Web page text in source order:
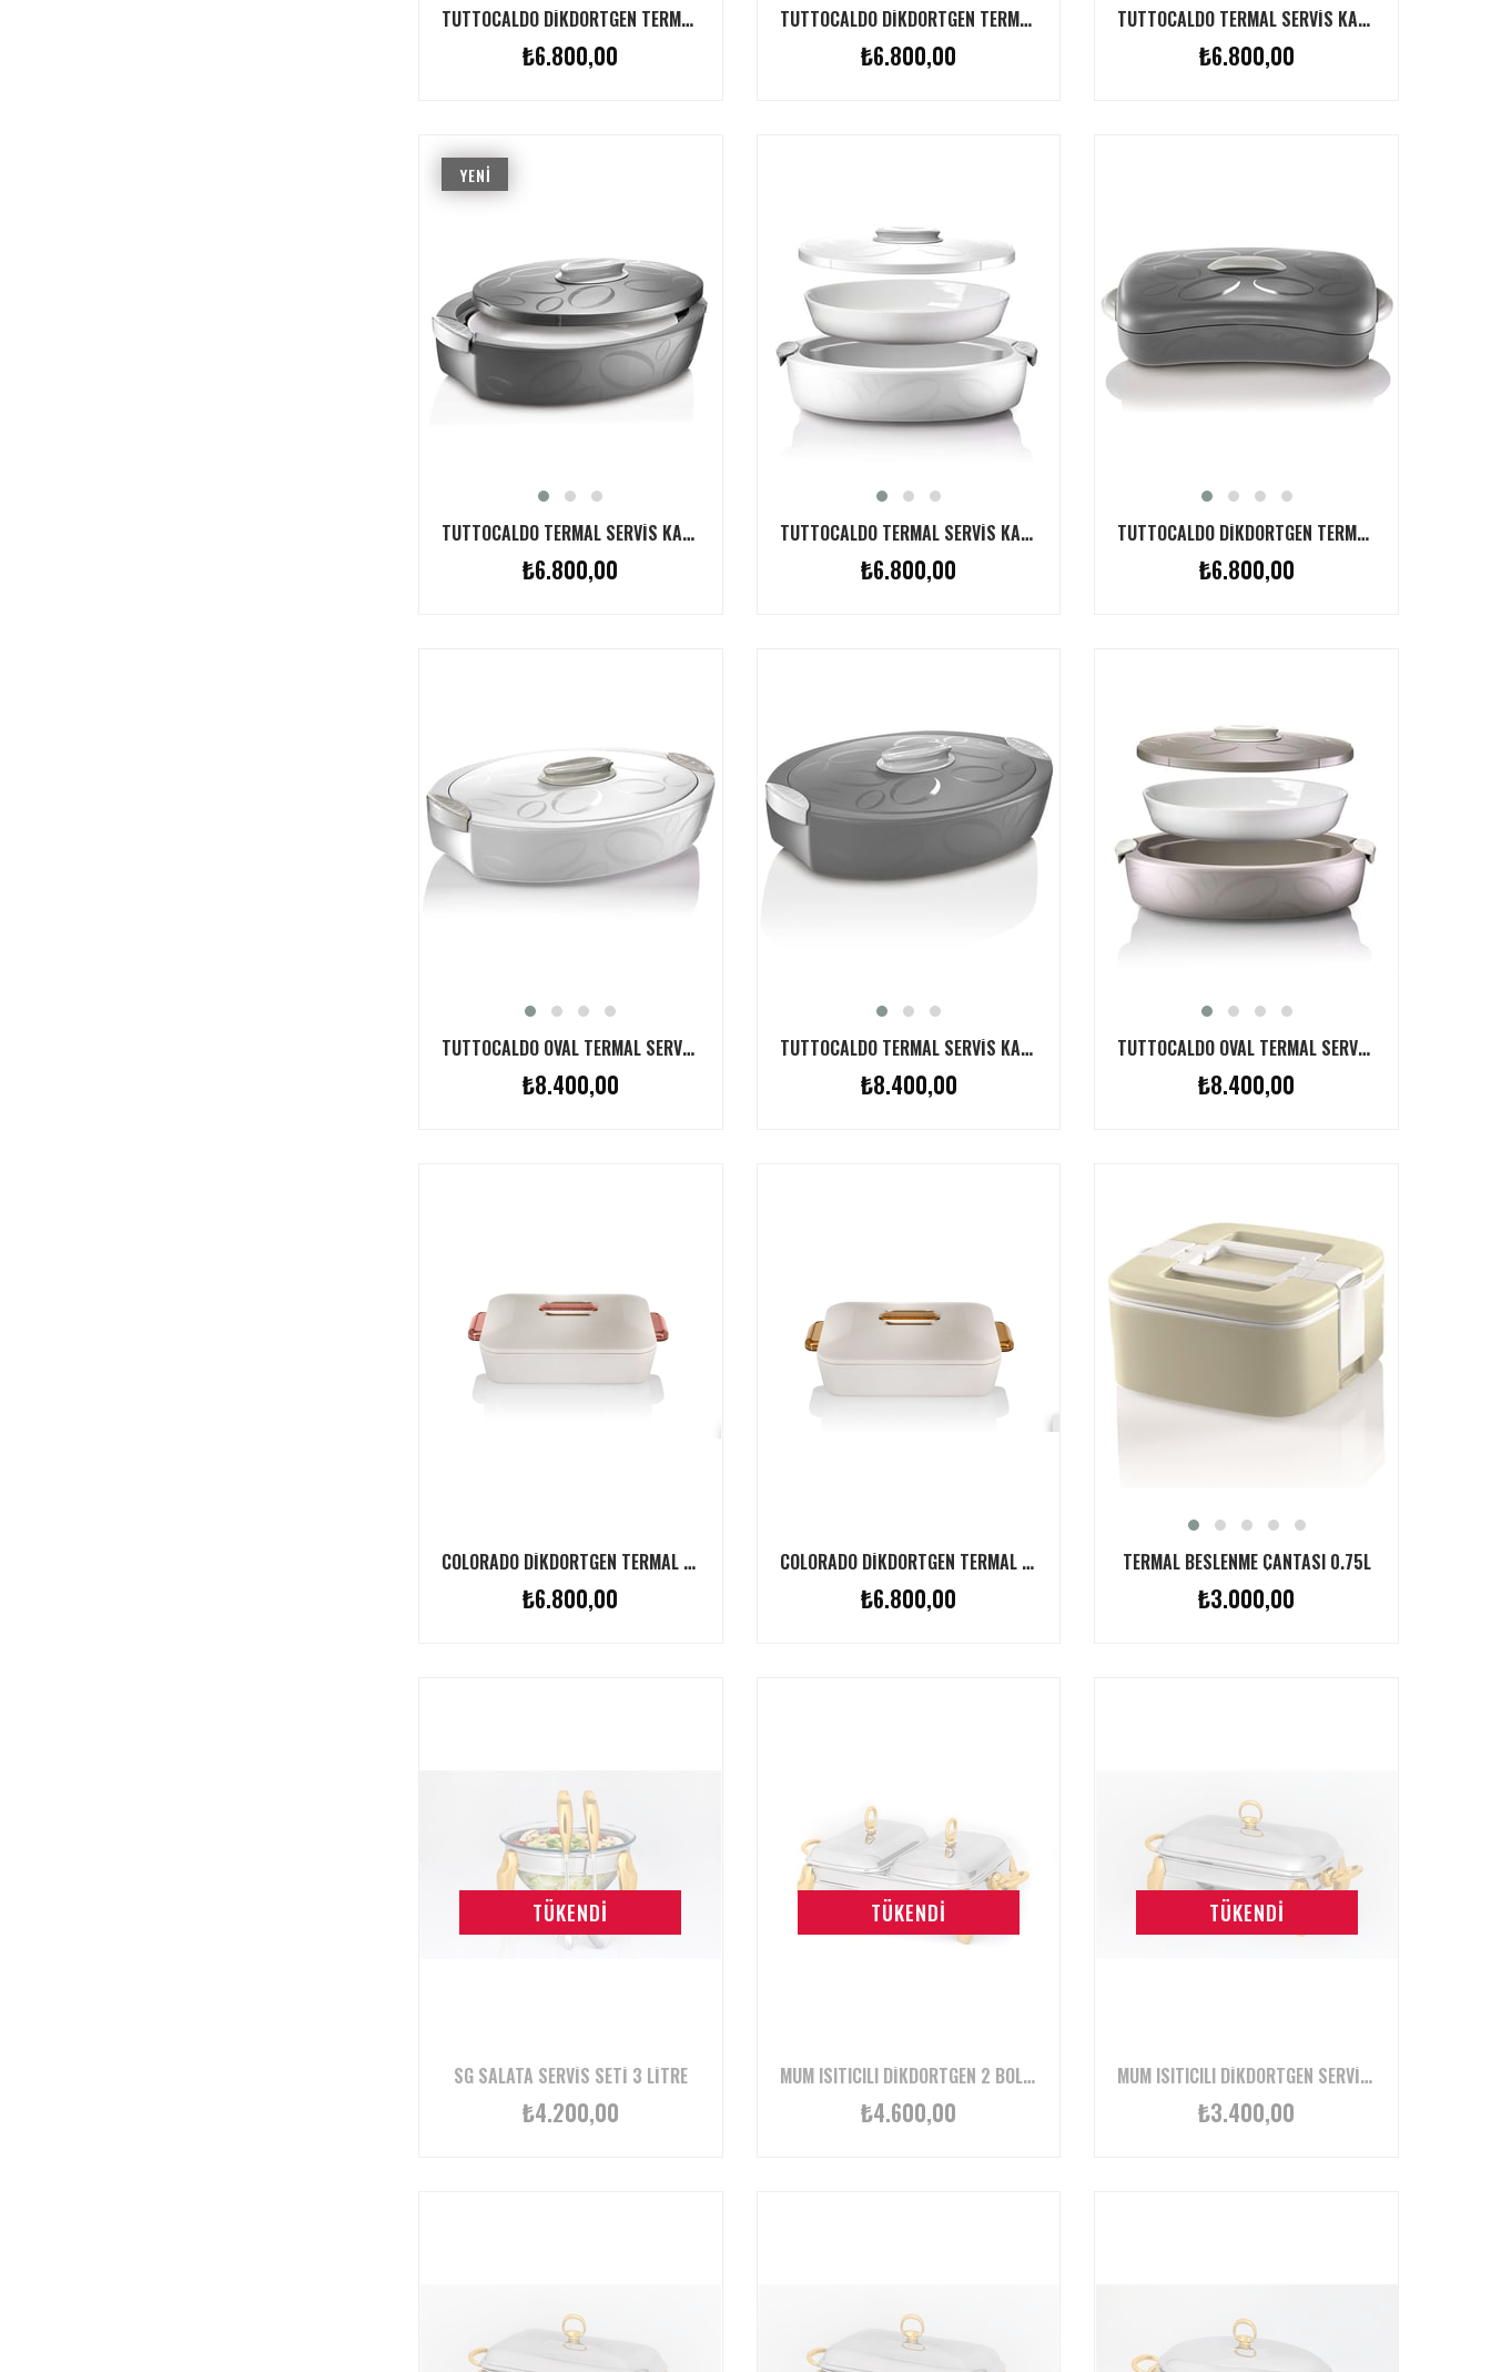
TUTTOCALDO DIKDÖRTGEN TERMAL SERVIS KABI BEYAZ 2.5L
₺6.800,00
TUTTOCALDO DIKDÖRTGEN TERMAL SERVIS KABI FINDIK 2.5L
₺6.800,00
TUTTOCALDO TERMAL SERVIS KABI FINDIK 3L
₺6.800,00
TUTTOCALDO TERMAL SERVIS KABI GRI 3L
₺6.800,00
YENI
TUTTOCALDO TERMAL SERVIS KABI 3L BEYAZ
₺6.800,00
TUTTOCALDO DIKDÖRTGEN TERMAL SERVIS KABI GRI
₺6.800,00
TUTTOCALDO OVAL TERMAL SERVIS KABI 4L BEYAZ
₺8.400,00
TUTTOCALDO TERMAL SERVIS KABI GRI 4L
₺8.400,00
TUTTOCALDO OVAL TERMAL SERVIS KABI 4L - FINDIK
₺8.400,00
COLORADO DIKDÖRTGEN TERMAL SERVIS KABI 2.8L BEYAZ & PEMBE
₺6.800,00
COLORADO DIKDÖRTGEN TERMAL SERVIS KABI 2.8L BEYAZ & AMBER
₺6.800,00
TERMAL BESLENME ÇANTASI 0.75L
₺3.000,00
TÜKENDI
SG SALATA SERVIS SETI 3 LITRE
₺4.200,00
TÜKENDI
MUM ISITICILI DIKDÖRTGEN 2 BÖLMELI SERVIS SETI
₺4.600,00
TÜKENDI
MUM ISITICILI DIKDÖRTGEN SERVIS SETI 1.5 LITRE
₺3.400,00